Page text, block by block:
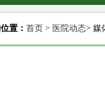
置： 首页 > 医院动态> 媒